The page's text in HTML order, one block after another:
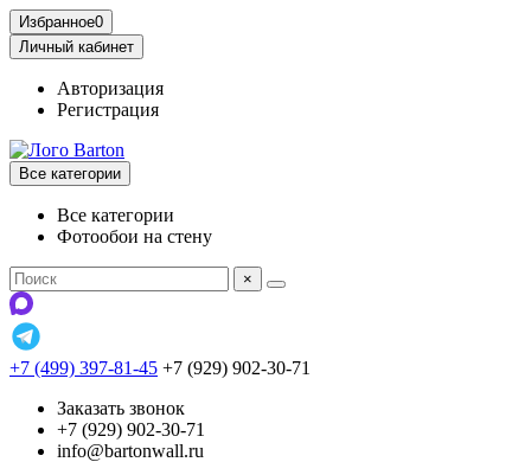
Избранное0
Личный кабинет
Авторизация
Регистрация
Все категории
Все категории
Фотообои на стену
×
+7 (499) 397-81-45 +7 (929) 902-30-71
Заказать звонок
+7 (929) 902-30-71
info@bartonwall.ru